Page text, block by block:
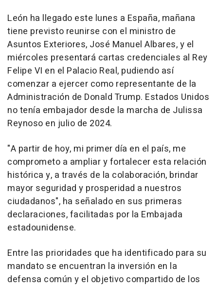
León ha llegado este lunes a España, mañana
tiene previsto reunirse con el ministro de
Asuntos Exteriores, José Manuel Albares, y el
miércoles presentará cartas credenciales al Rey
Felipe VI en el Palacio Real, pudiendo así
comenzar a ejercer como representante de la
Administración de Donald Trump. Estados Unidos
no tenía embajador desde la marcha de Julissa
Reynoso en julio de 2024.
"A partir de hoy, mi primer día en el país, me
comprometo a ampliar y fortalecer esta relación
histórica y, a través de la colaboración, brindar
mayor seguridad y prosperidad a nuestros
ciudadanos", ha señalado en sus primeras
declaraciones, facilitadas por la Embajada
estadounidense.
Entre las prioridades que ha identificado para su
mandato se encuentran la inversión en la
defensa común y el objetivo compartido de los